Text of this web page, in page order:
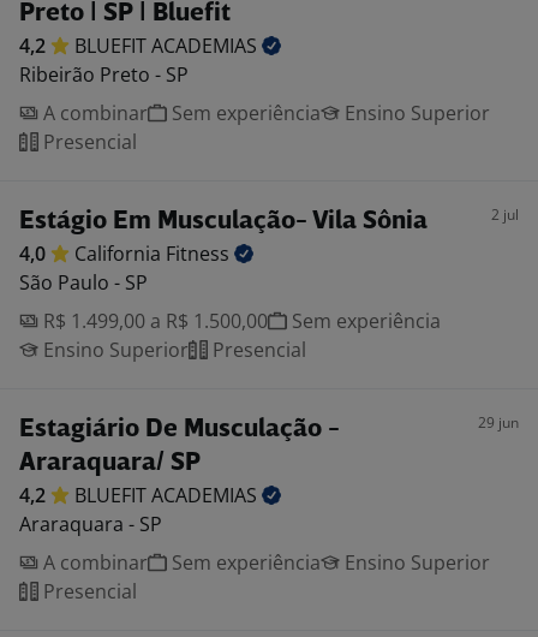
Preto | SP | Bluefit
4,2 BLUEFITACADEMIAS
Ribeirão Preto - SP
A combinar
Sem experiência
Ensino Superior
Presencial
Estágio Em Musculação- Vila Sônia 2 jul
4,0 California Fitness
São Paulo - SP
R$ 1.499,00 a R$ 1.500,00
Sem experiência
Ensino Superior
Presencial
Estagiário De Musculação -
Araraquara/ SP
29 jun
4,2 BLUEFITACADEMIAS
Araraquara - SP
A combinar
Sem experiência
Ensino Superior
Presencial